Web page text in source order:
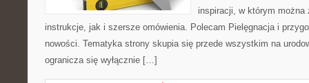
inspiracji, w którym można
instrukcje, jak i szersze omówienia. Polecam Pielęgnacja i
nowości. Tematyka strony skupia się przede wszystkim na
ogranicza się wyłącznie […]